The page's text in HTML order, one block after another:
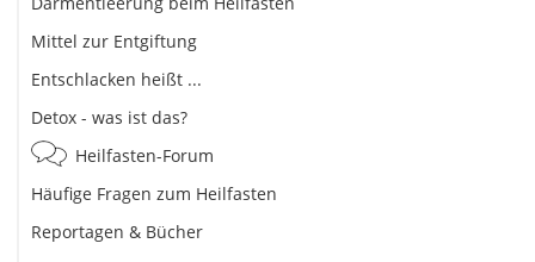
Mittel zur Entgiftung
Entschlacken heißt ...
Detox - was ist das?
Heilfasten-Forum
Häufige Fragen zum Heilfasten
Reportagen & Bücher